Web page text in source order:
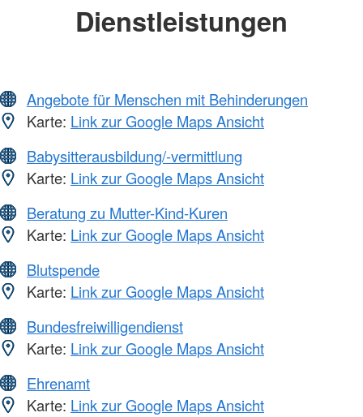
Dienstleistungen
Angebote für Menschen mit Behinderungen
Karte: Link zur Google Maps Ansicht
Babysitterausbildung/-vermittlung
Karte: Link zur Google Maps Ansicht
Beratung zu Mutter-Kind-Kuren
Karte: Link zur Google Maps Ansicht
Blutspende
Karte: Link zur Google Maps Ansicht
Bundesfreiwilligendienst
Karte: Link zur Google Maps Ansicht
Ehrenamt
Karte: Link zur Google Maps Ansicht